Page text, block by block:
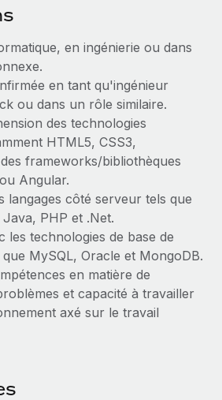
en ingénierie ou dans
en tant qu'ingénieur
ou dans un rôle similaire.
des technologies
HTML5, CSS3,
frameworks/bibliothèques
Angular.
langages côté serveur tels que
PHP et .Net.
les technologies de base de
MySQL, Oracle et MongoDB.
en matière de
et capacité à travailler
axé sur le travail